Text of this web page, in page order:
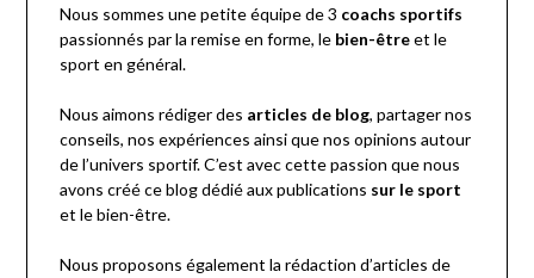
Nous sommes une petite équipe de 3 coachs sportifs
passionnés par la remise en forme, le bien-êtreet le
sport en général.
Nous aimons rédiger des articles de blog, partager nos
conseils, nos expériences ainsi que nos opinions autour
de l’univers sportif. C’est avec cette passion que nous
avons créé ce blog dédié aux publications sur le sport
et le bien-être.
Nous proposons également la rédaction d’articles de